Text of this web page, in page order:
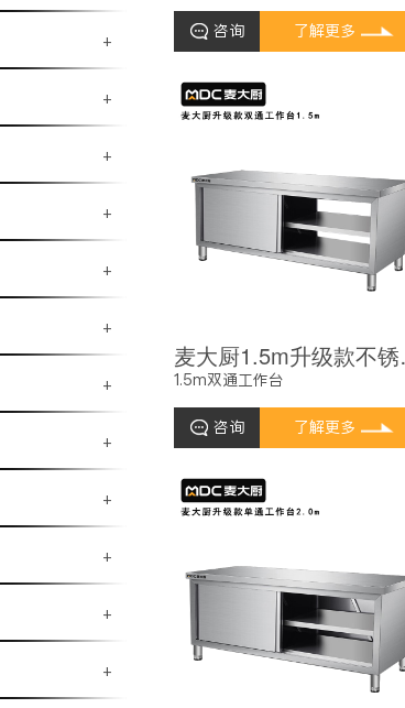
+
+
+
+
+
+
+
+
+
+
+
+
咨询 了解更多
麦大
1.5m双通工作台
咨询 了解更多